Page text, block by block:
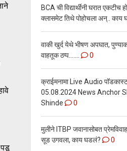
पडू
BCA ची विद्यार्थीनी घरात एकटीच
क्लासमेट तिथे पोहोचला अन्.. काय
वाकी खुर्द येथे भीषण अपघात,
वाहतूक ठप्प.......
0
क्राईमनामा Live Audio
05.08.2024 News Anchor
Shinde
0
मुलीने ITBP जवानासोबत
सूड उगवला, काय घडलं?
0